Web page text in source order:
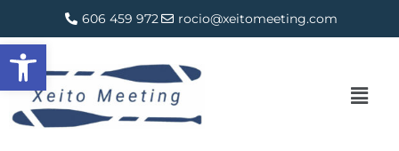
Abrir barra de herramientas
contenido
606 459 972 rocio@xeitomeeting.com
Menú
to
to
to
to
analytics
to
to
adsense
to
to
servicedesk
to
to